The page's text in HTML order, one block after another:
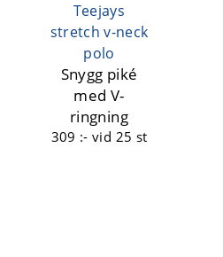
Teejays
stretch v-neck
polo
Snygg piké
med V-
ringning
309 :-vid 25 st